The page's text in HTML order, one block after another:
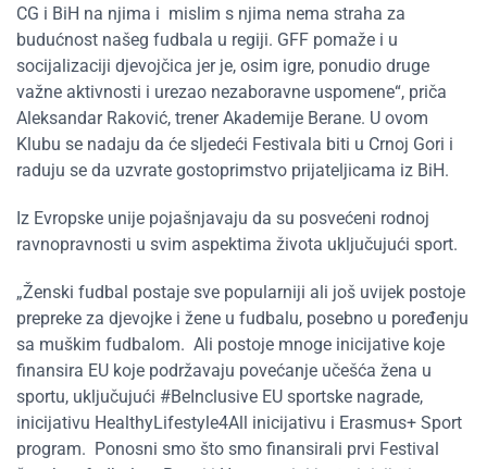
CG i BiH na njima i mislim s njima nema straha za
budućnost našeg fudbala u regiji. GFF pomaže i u
socijalizaciji djevojčica jer je, osim igre, ponudio druge
važne aktivnosti i urezao nezaboravne uspomene“, priča
Aleksandar Raković, trener Akademije Berane. U ovom
Klubu se nadaju da će sljedeći Festivala biti u Crnoj Gori i
raduju se da uzvrate gostoprimstvo prijateljicama iz BiH.
Iz Evropske unije pojašnjavaju da su posvećeni rodnoj
ravnopravnosti u svim aspektima života uključujući sport.
„Ženski fudbal postaje sve popularniji ali još uvijek postoje
prepreke za djevojke i žene u fudbalu, posebno u poređenju
sa muškim fudbalom. Ali postoje mnoge inicijative koje
finansira EU koje podržavaju povećanje učešća žena u
sportu, uključujući #BeInclusive EU sportske nagrade,
inicijativu HealthyLifestyle4All inicijativu i Erasmus+ Sport
program. Ponosni smo što smo finansirali prvi Festival